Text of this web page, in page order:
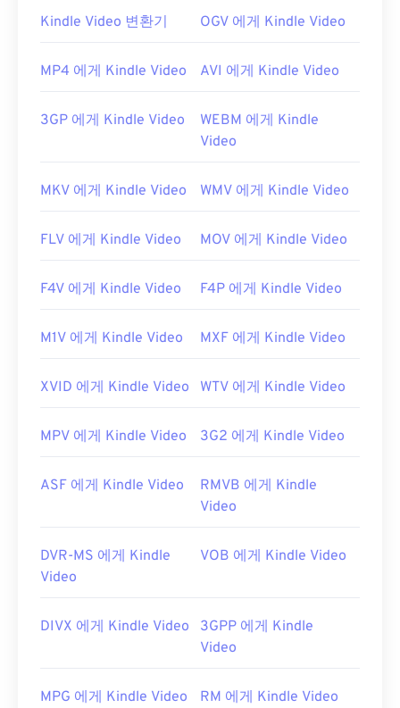
Kindle Video 변환기 OGV 에게 Kindle Video
MP4 에게 Kindle Video AVI 에게 Kindle Video
3GP 에게 Kindle Video
WEBM 에게 Kindle
Video
MKV 에게 Kindle Video WMV 에게 Kindle Video
FLV 에게 Kindle Video MOV 에게 Kindle Video
F4V 에게 Kindle Video F4P 에게 Kindle Video
M1V 에게 Kindle Video MXF 에게 Kindle Video
XVID 에게 Kindle Video WTV 에게 Kindle Video
MPV 에게 Kindle Video 3G2 에게 Kindle Video
ASF 에게 Kindle Video
RMVB 에게 Kindle
Video
DVR-MS 에게 Kindle
Video
VOB 에게 Kindle Video
DIVX 에게 Kindle Video
3GPP 에게 Kindle
Video
MPG 에게 Kindle Video RM 에게 Kindle Video